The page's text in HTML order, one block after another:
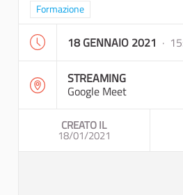
Filtra i risultati per categoria:
Formazione
18 GENNAIO 2021 ·
STREAMING
Google Meet
CREATO IL
18/01/2021